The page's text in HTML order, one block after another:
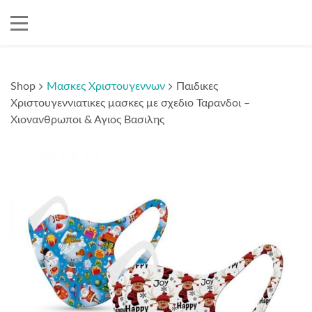
Shop Μασκες Χριστουγεννων
Παιδικες
Χριστουγεννιατικες μασκες με σχεδιο Ταρανδοι –
Χιονανθρωποι & Αγιος Βασιλης